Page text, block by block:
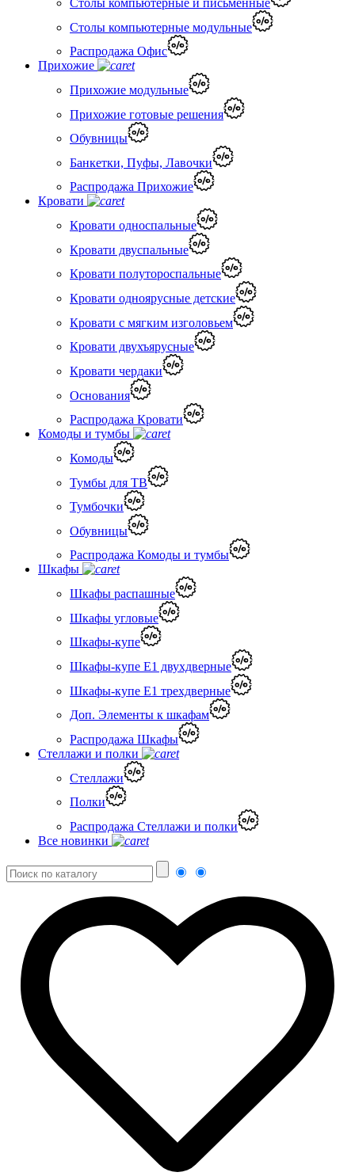
Столы компьютерные и письменные
Столы компьютерные модульные
Распродажа Офис
Прихожие
Прихожие модульные
Прихожие готовые решения
Обувницы
Банкетки, Пуфы, Лавочки
Распродажа Прихожие
Кровати
Кровати односпальные
Кровати двуспальные
Кровати полутороспальные
Кровати одноярусные детские
Кровати с мягким изголовьем
Кровати двухъярусные
Кровати чердаки
Основания
Распродажа Кровати
Комоды и тумбы
Комоды
Тумбы для ТВ
Тумбочки
Обувницы
Распродажа Комоды и тумбы
Шкафы
Шкафы распашные
Шкафы угловые
Шкафы-купе
Шкафы-купе Е1 двухдверные
Шкафы-купе Е1 трехдверные
Доп. Элементы к шкафам
Распродажа Шкафы
Стеллажи и полки
Стеллажи
Полки
Распродажа Стеллажи и полки
Все новинки